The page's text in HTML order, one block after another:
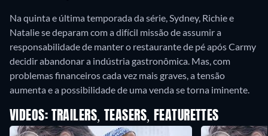
Na quinta e última temporada da série, Sydney, Richie e
Natalie se deparam com a difícil missão de assumir a
responsabilidade de manter o restaurante de pé após Carmy
decidir abandonar a indústria gastronômica. Mas, com
problemas financeiros cada vez mais graves, a tensão
aumenta e a possibilidade de uma venda se torna iminente.
VIDEOS: TRAILERS, TEASERS, FEATURETTES